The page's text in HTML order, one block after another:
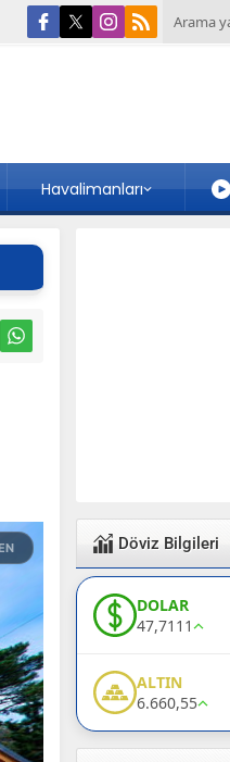
Havalimanları
Döviz Bilgileri
DOLAR
47,7111
ALTIN
6.660,55